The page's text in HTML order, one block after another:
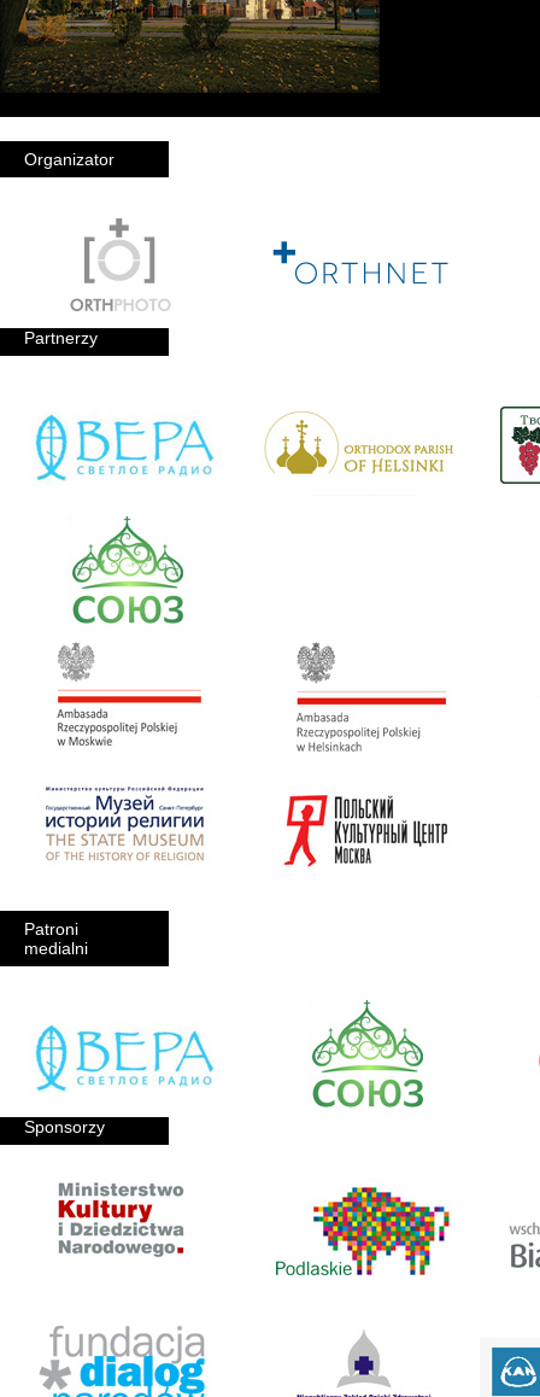
Organizator
Partnerzy
Patroni
medialni
Sponsorzy